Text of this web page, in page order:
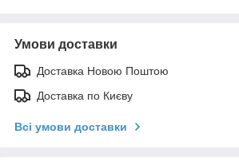
Умови доставки
Доставка Новою Поштою
Доставка по Києву
Всі умови доставки